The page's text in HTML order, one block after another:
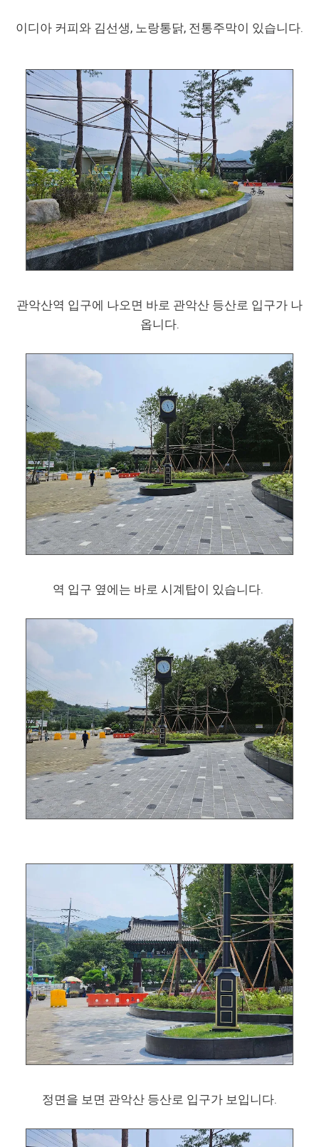
이디아 커피와 김선생, 노랑통닭, 전통주막이 있습니다.
관악산역 입구에 나오면 바로 관악산 등산로 입구가 나
옵니다.
역 입구 옆에는 바로 시계탑이 있습니다.
정면을 보면 관악산 등산로 입구가 보입니다.